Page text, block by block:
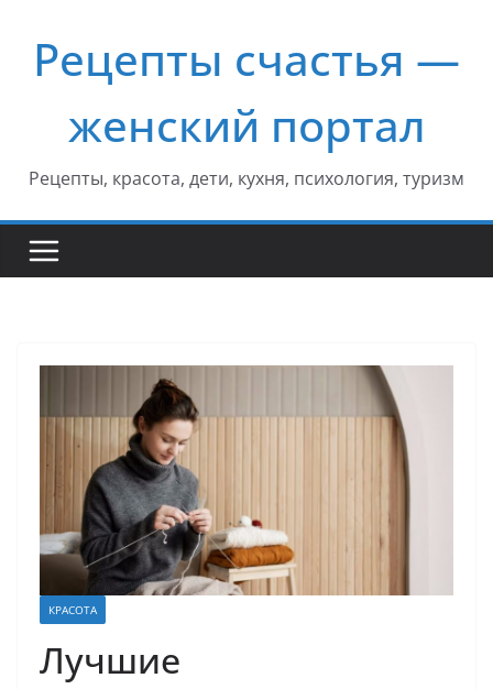
содержимому
Рецепты счастья —
женский портал
Рецепты, красота, дети, кухня, психология, туризм
КРАСОТА
Лучшие